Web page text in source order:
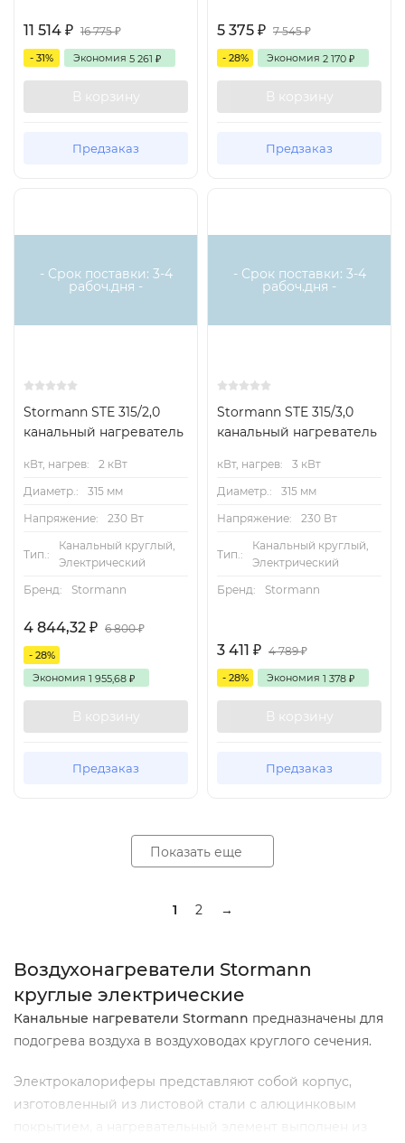
11 514 ₽ 16 775₽
- 31% Экономия 5 261 ₽
В корзину
Предзаказ
5 375 ₽ 7 545₽
- 28% Экономия 2 170 ₽
В корзину
Предзаказ
- Срок поставки: 3-4
рабоч.дня -
Stormann STE 315/2,0
канальный нагреватель
кВт, нагрев:
2 кВт
Диаметр.:
315 мм
Напряжение:
230 Вт
Тип.:
Канальный круглый,
Электрический
Бренд:
Stormann
4 844,32 ₽ 6 800₽
- 28%
Экономия 1 955,68 ₽
В корзину
Предзаказ
- Срок поставки: 3-4
рабоч.дня -
Stormann STE 315/3,0
канальный нагреватель
кВт, нагрев:
3 кВт
Диаметр.:
315 мм
Напряжение:
230 Вт
Тип.:
Канальный круглый,
Электрический
Бренд:
Stormann
3 411 ₽ 4 789₽
- 28% Экономия 1 378 ₽
В корзину
Предзаказ
Показать еще
1 2 →
Воздухонагреватели Stormann
круглые электрические
Канальные нагреватели Stormann предназначены для
подогрева воздуха в воздуховодах круглого сечения.
Электрокалориферы представляют собой корпус,
изготовленный из листовой стали с алюцинковым